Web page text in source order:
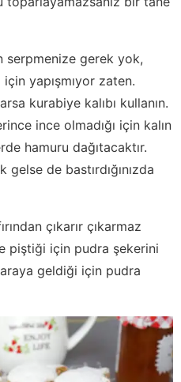
serpmenize gerek yok,
yapışmıyor zaten.
kurabiye kalıbı kullanın.
ince olmadığı için kalın
hamuru dağıtacaktır.
gelse de bastırdığınızda
çıkarır çıkarmaz
piştiği için pudra şekerini
araya geldiği için pudra